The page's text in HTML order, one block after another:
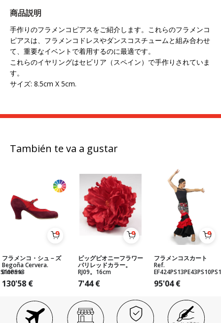
商品説明
手作りのフラメンコピアスをご紹介します。これらのフラメンコ
ピアスは、フラメンコドレスやダンスコスチュームと組み合わせ
て、重要なイベントで着用するのに最適です。
これらのイヤリングはセビリア（スペイン）で手作りされていま
す。
サイズ: 8.5cm X 5cm.
También te va a gustar
フラメンコ・シュ－ズ
Begoña Cervera.
Binome
130'58 €
ビッグピオニーフラワー
パリレッドカラー。
RJ09。16cm
7'44€
フラメンコスカート
Ref.
95'04€